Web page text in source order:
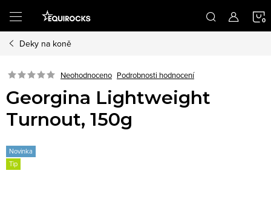
obsah
Deky na koně
Neohodnoceno Podrobnosti hodnocení
Georgina Lightweight
Turnout, 150g
Novinka
Tip